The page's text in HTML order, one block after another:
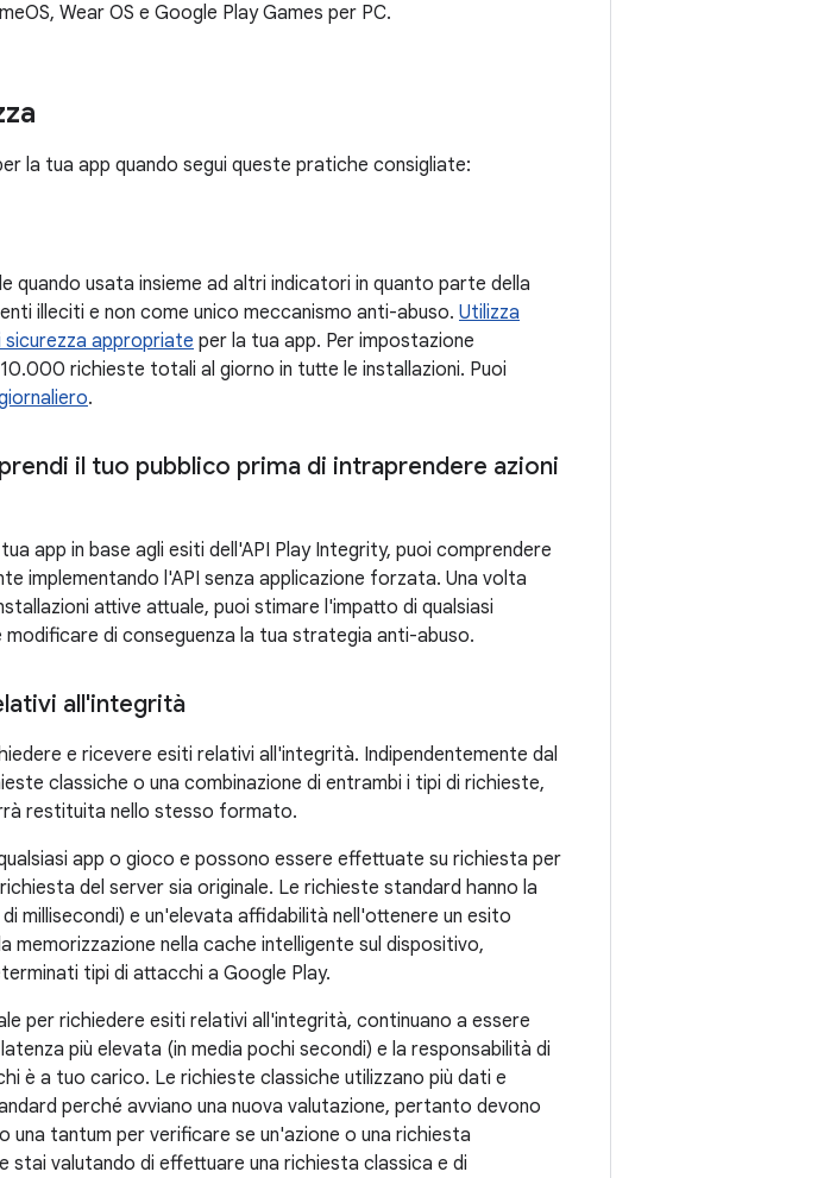
Wear OS e Google Play Games per PC.
la tua app quando segui queste pratiche consigliate:
quando usata insieme ad altri indicatori in quanto parte della
illeciti e non come unico meccanismo anti-abuso. Utilizza
appropriate per la tua app. Per impostazione
richieste totali al giorno in tutte le installazioni. Puoi
.
il tuo pubblico prima di intraprendere azioni
app in base agli esiti dell'API Play Integrity, puoi comprendere
implementando l'API senza applicazione forzata. Una volta
attive attuale, puoi stimare l'impatto di qualsiasi
di conseguenza la tua strategia anti-abuso.
all'integrità
e ricevere esiti relativi all'integrità. Indipendentemente dal
classiche o una combinazione di entrambi i tipi di richieste,
restituita nello stesso formato.
app o gioco e possono essere effettuate su richiesta per
del server sia originale. Le richieste standard hanno la
millisecondi) e un'elevata affidabilità nell'ottenere un esito
memorizzazione nella cache intelligente sul dispositivo,
tipi di attacchi a Google Play.
per richiedere esiti relativi all'integrità, continuano a essere
più elevata (in media pochi secondi) e la responsabilità di
è a tuo carico. Le richieste classiche utilizzano più dati e
perché avviano una nuova valutazione, pertanto devono
tantum per verificare se un'azione o una richiesta
stai valutando di effettuare una richiesta classica e di